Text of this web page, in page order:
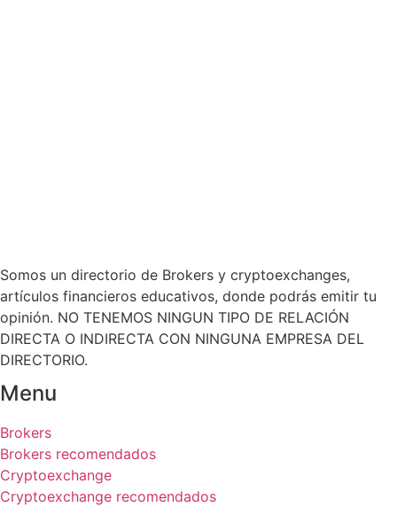
Somos un directorio de Brokers y cryptoexchanges,
artículos financieros educativos, donde podrás emitir tu
opinión. NO TENEMOS NINGUN TIPO DE RELACIÓN
DIRECTA O INDIRECTA CON NINGUNA EMPRESA DEL
DIRECTORIO.
Menu
Brokers
Brokers recomendados
Cryptoexchange
Cryptoexchange recomendados